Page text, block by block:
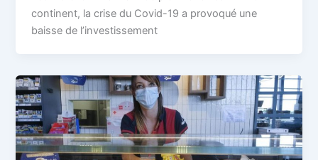
continent, la crise du Covid-19 a provoqué une
baisse de l’investissement